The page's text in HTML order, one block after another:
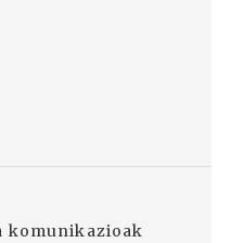
komunikazioak